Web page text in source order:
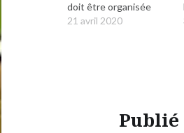
doit être organisée
21 avril 2020